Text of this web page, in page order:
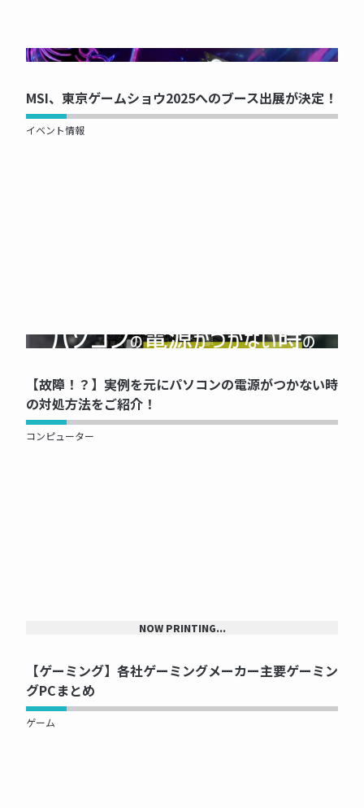
NOW PRINTING...
MSI、東京ゲームショウ2025へのブース出展が決定！
イベント情報
NOW PRINTING...
【故障！？】実例を元にパソコンの電源がつかない時
の対処方法をご紹介！
コンピューター
NOW PRINTING...
【ゲーミング】各社ゲーミングメーカー主要ゲーミン
グPCまとめ
ゲーム